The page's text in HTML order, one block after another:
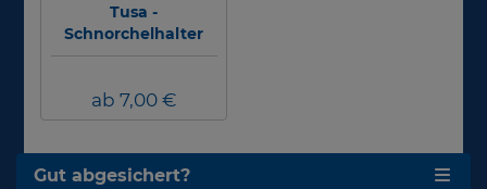
Tusa -
Schnorchelhalter
passend für
ab 7,00 €
Gut abgesichert?